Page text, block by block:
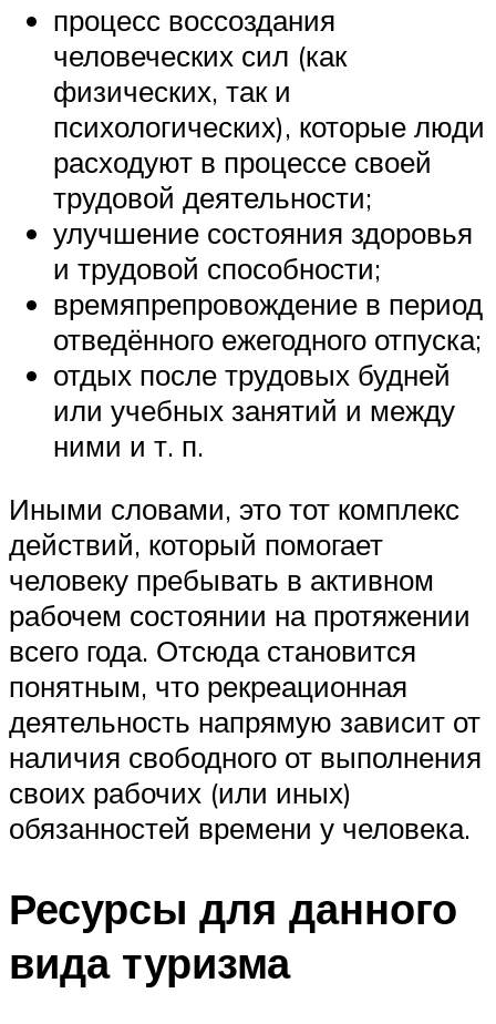
процесс воссоздания
человеческих сил (как
физических, так и
психологических), которые люди
расходуют в процессе своей
трудовой деятельности;
улучшение состояния здоровья
и трудовой способности;
времяпрепровождение в период
отведённого ежегодного отпуска;
отдых после трудовых будней
или учебных занятий и между
ними и т. п.
Иными словами, это тот комплекс
действий, который помогает
человеку пребывать в активном
рабочем состоянии на протяжении
всего года. Отсюда становится
понятным, что рекреационная
деятельность напрямую зависит от
наличия свободного от выполнения
своих рабочих (или иных)
обязанностей времени у человека.
Ресурсы для данного
вида туризма